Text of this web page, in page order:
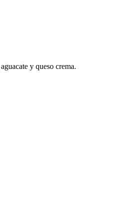
y queso crema.